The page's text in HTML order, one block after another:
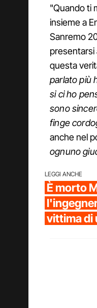
"Quando ti
insieme a
Sanremo
presentarsi
questa
parlato più
si ci ho
sono
finge
anche nel
ognuno
LEGGI ANCHE
È morto
vittima di